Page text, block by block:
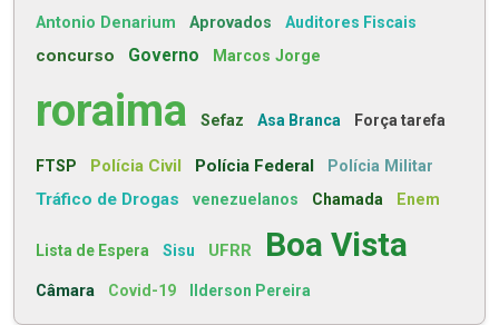
Antonio Denarium Aprovados Auditores Fiscais
concurso Governo Marcos Jorge
roraima Sefaz Asa Branca Força tarefa
FTSP Polícia Civil Polícia Federal Polícia Militar
Tráfico de Drogas venezuelanos Chamada Enem
Lista de Espera Sisu UFRR Boa Vista
Câmara Covid-19 Ilderson Pereira